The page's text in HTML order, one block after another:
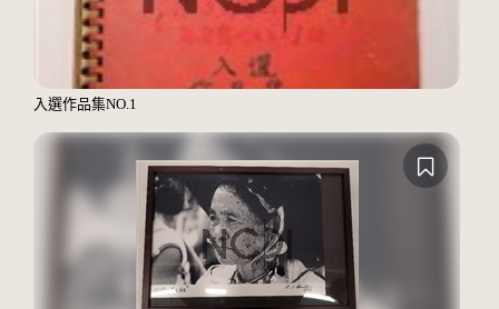
入選作品集NO.1